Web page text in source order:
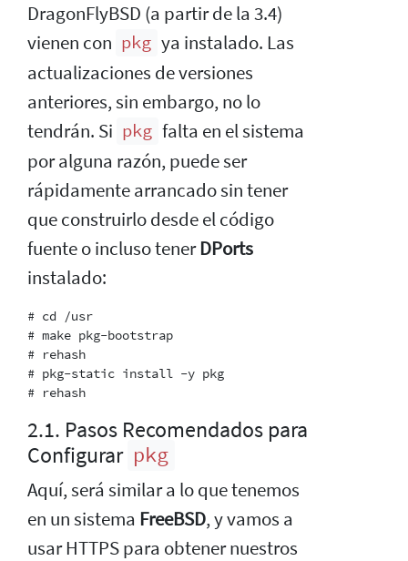
DragonFlyBSD (a partir de la 3.4)
vienen con pkg ya instalado. Las
actualizaciones de versiones
anteriores, sin embargo, no lo
tendrán. Si pkg falta en el sistema
por alguna razón, puede ser
rápidamente arrancado sin tener
que construirlo desde el código
fuente o incluso tenerDPorts
instalado:
# cd /usr
# make pkg-bootstrap
# rehash
# pkg-static install -y pkg
2.1. Pasos Recomendados para
Configurar pkg
Aquí, será similar a lo que tenemos
en un sistema FreeBSD, y vamos a
usar HTTPS para obtener nuestros